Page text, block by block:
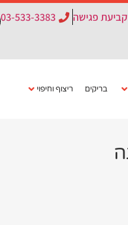
קביעת פגישה 03-533-3383
בריקים ריצוף וחיפוי